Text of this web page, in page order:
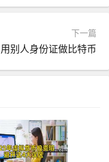
下一篇
用别人身份证做比特币